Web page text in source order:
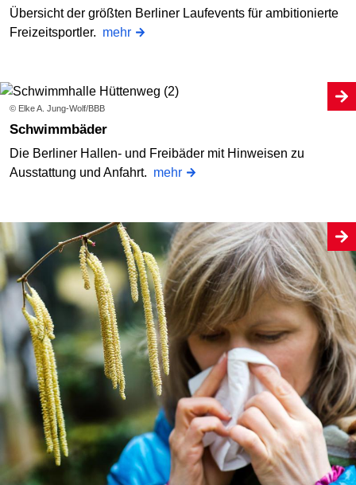
Übersicht der größten Berliner Laufevents für ambitionierte
Freizeitsportler. mehr
© Elke A. Jung-Wolf/BBB
Schwimmbäder
Die Berliner Hallen- und Freibäder mit Hinweisen zu
Ausstattung und Anfahrt. mehr